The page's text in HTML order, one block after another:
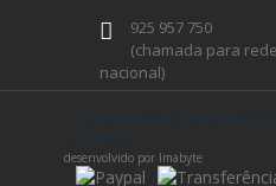
925 957 750
(chamada para
nacional)
ferramentaprofissional.pt®
reservados
desenvolvido por Imabyte